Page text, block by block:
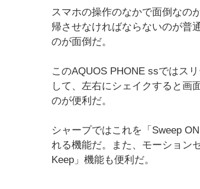
スマホの操作のなかで面倒なの
帰させなければならないのが普
のが面倒だ。
このAQUOS PHONE ssではス
して、左右にシェイクすると画
のが便利だ。
シャープではこれを「Sweep
れる機能だ。また、モーション
Keep」機能も便利だ。